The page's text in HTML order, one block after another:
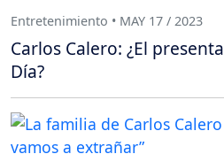
Entretenimiento • MAY 17 / 2023
Carlos Calero: ¿El
Día?